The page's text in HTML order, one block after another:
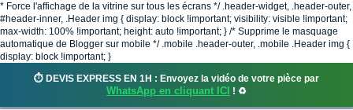
* Force l'affichage de la vitrine sur tous les écrans */ .header-widget, .header-outer,
#header-inner, .Header img { display: block !important; visibility: visible !important;
max-width: 100% !important; height: auto !important; } /* Supprime le masquage
automatique de Blogger sur mobile */ .mobile .header-outer, .mobile .Header img {
display: block !important; }
⏱️ DEVIS EXPRESS EN 1H : Envoyez la vidéo de votre pièce par
WhatsApp en cliquant ICI ! ♻️